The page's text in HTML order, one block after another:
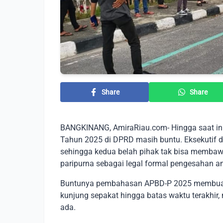
Share Share
BANGKINANG, AmiraRiau.com- Hingga saat
Tahun 2025 di DPRD masih buntu. Eksekutif
sehingga kedua belah pihak tak bisa
paripurna sebagai legal formal pengesahan
Buntunya pembahasan APBD-P 2025
kunjung sepakat hingga batas waktu
ada.